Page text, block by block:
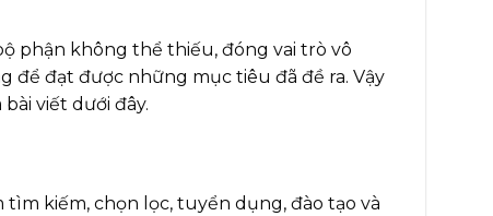
phận không thể thiếu, đóng vai trò vô
để đạt được những mục tiêu đã đề ra. Vậy
viết dưới đây.
kiếm, chọn lọc, tuyển dụng, đào tạo và